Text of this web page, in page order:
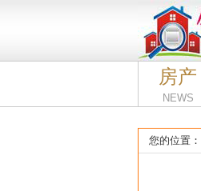
房产
NEWS
您的位置：